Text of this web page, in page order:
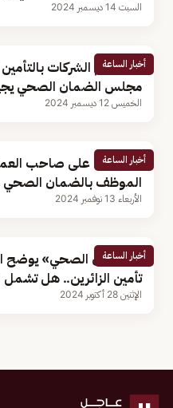
السبت 14 ديسمبر 2024
أخبار الساعة
هل تلتزم الشركات
مجلس الضمان الصحي
الخميس 12 ديسمبر 2024
أخبار الساعة
هل يجب على صاحب
الموظف بالضمان الصحي
الأربعاء 13 نوفمبر 2024
أخبار الساعة
«الضمان الصحي» يوضح
تأمين الزائرين.. هل تشمل
الإثنين 28 أكتوبر 2024